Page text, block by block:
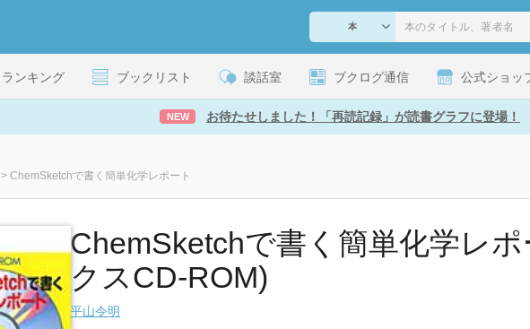
ランキング ブックリスト 談話室 ブクログ通信 公式ショッ
NEW お待たせしました！「再読記録」が読書グラフに登場！
> ChemSketchで書く簡単化学レポート
ChemSketchで書く簡単化学レ
クスCD-ROM)
平山令明